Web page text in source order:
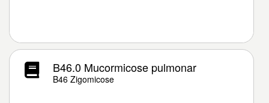
B46.0 Mucormicose pulmonar
B46 Zigomicose